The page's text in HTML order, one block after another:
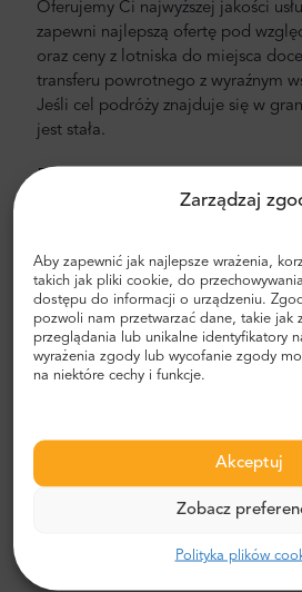
Zarządzaj
Aby zapewnić jak najlepsze wrażenia,
takich jak pliki cookie, do
dostępu do informacji o urządzeniu.
pozwoli nam przetwarzać dane, takie jak
przeglądania lub unikalne identyfikatory
wyrażenia zgody lub wycofanie zgody
na niektóre cechy i funkcje.
Akceptuj
Zobacz
Polityka plików
Oferujemy Ci najwyższej jakości
zapewni najlepszą ofertę pod
oraz ceny z lotniska do miejsca
transferu powrotnego z wyraźnym
Jeśli cel podróży znajduje się w
jest stała.
Przydatne informacje
Transfer międzymiastowy
Szukasz taniej i sprawdzonej usługi
pomiędzy miastami? Zamów transfer
docenianą przez użytkowników
usługę door-to-door, w nowych,
kierowcy, mówiący w języku
Cena za transfer lotniskowy
międzymiastowy
Nasza cena jest niższa, niż taksówki